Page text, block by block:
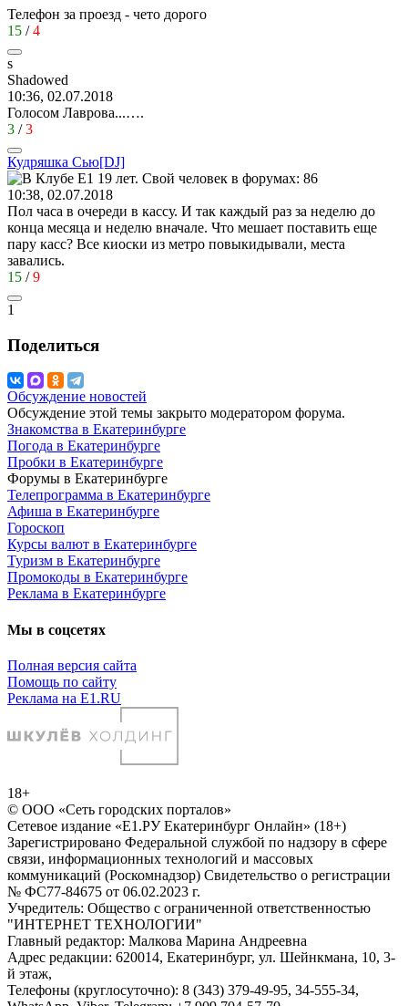
Телефон за проезд - чето дорого
15 /4
s
Shadowed
10:36, 02.07.2018
Голосом Лаврова...….
3 /3
Кудряшка Сью[DJ]
10:38, 02.07.2018
Пол часа в очереди в кассу. И так каждый раз за неделю до
конца месяца и неделю вначале. Что мешает поставить еще
пару касс? Все киоски из метро повыкидывали, места
завались.
15 /9
1
Поделиться
Обсуждение новостей
Обсуждение этой темы закрыто модератором форума.
Знакомства в Екатеринбурге
Погода в Екатеринбурге
Пробки в Екатеринбурге
Форумы в Екатеринбурге
Телепрограмма в Екатеринбурге
Афиша в Екатеринбурге
Гороскоп
Курсы валют в Екатеринбурге
Туризм в Екатеринбурге
Промокоды в Екатеринбурге
Реклама в Екатеринбурге
Мы в соцсетях
Полная версия сайта
Помощь по сайту
Реклама на E1.RU
18+
© ООО «Сеть городских порталов»
Сетевое издание «Е1.РУ Екатеринбург Онлайн» (18+)
Зарегистрировано Федеральной службой по надзору в сфере
связи, информационных технологий и массовых
коммуникаций (Роскомнадзор) Свидетельство о регистрации
№ ФС77-84675 от 06.02.2023 г.
Учредитель: Общество с ограниченной ответственностью
"ИНТЕРНЕТ ТЕХНОЛОГИИ"
Главный редактор: Малкова Марина Андреевна
Адрес редакции: 620014, Екатеринбург, ул. Шейнкмана, 10, 3-
й этаж,
Телефоны (круглосуточно): 8 (343) 379-49-95, 34-555-34,